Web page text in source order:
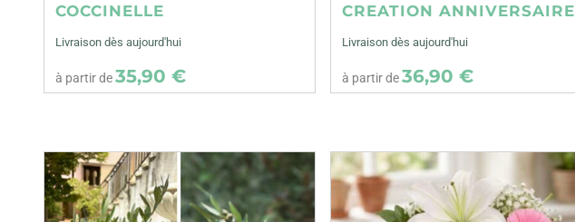
COCCINELLE
Livraison dès aujourd'hui
à partir de35,90 €
CREATION ANNIVERSAIRE
Livraison dès aujourd'hui
à partir de36,90 €